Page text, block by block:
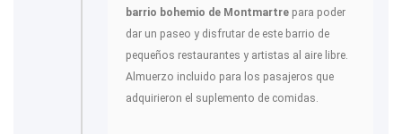
barrio bohemio de Montmartre para poder
dar un paseo y disfrutar de este barrio de
pequeños restaurantes y artistas al aire libre.
Almuerzo incluido para los pasajeros que
adquirieron el suplemento de comidas.